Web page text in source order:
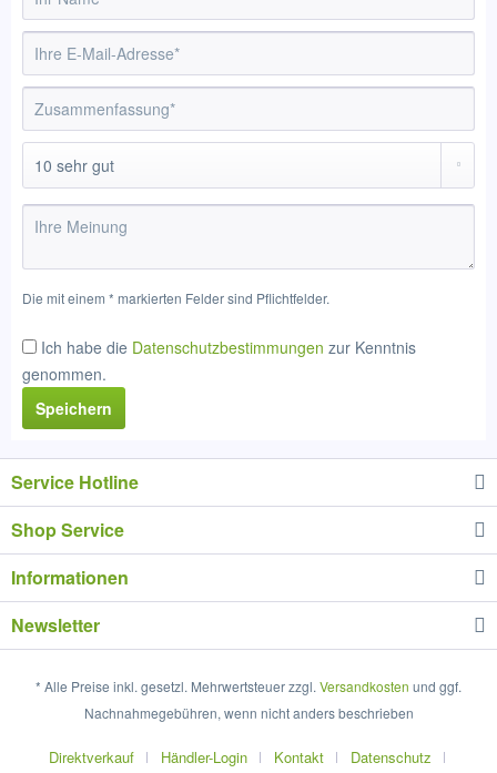
Die mit einem * markierten Felder sind Pflichtfelder.
Ich habe die Datenschutzbestimmungen zur Kenntnis
genommen.
Speichern
Service Hotline
Shop Service
Informationen
Newsletter
* Alle Preise inkl. gesetzl. Mehrwertsteuer zzgl. Versandkosten und ggf.
Nachnahmegebühren, wenn nicht anders beschrieben
Direktverkauf Händler-Login Kontakt Datenschutz